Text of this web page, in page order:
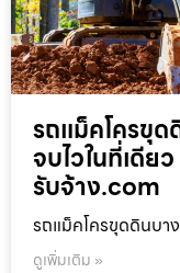
รถแม็คโครขุ
จบไวในที่เดีย
รับจ้าง.com
รถแม็คโครขุดดินบ
ดูเพิ่มเติม »